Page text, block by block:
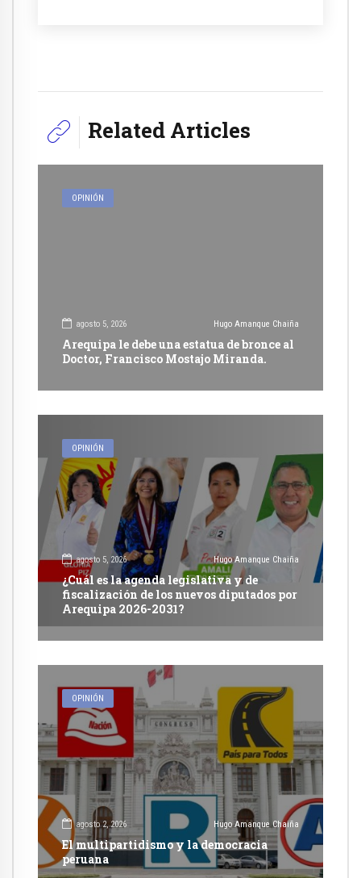
Related Articles
OPINIÓN
agosto 5, 2026 Hugo Amanque Chaiña
Arequipa le debe una estatua de bronce al
Doctor, Francisco Mostajo Miranda.
OPINIÓN
agosto 5, 2026 Hugo Amanque Chaiña
¿Cuál es la agenda legislativa y de
fiscalización de los nuevos diputados por
Arequipa 2026-2031?
OPINIÓN
agosto 2, 2026 Hugo Amanque Chaiña
El multipartidismo y la democracia
peruana